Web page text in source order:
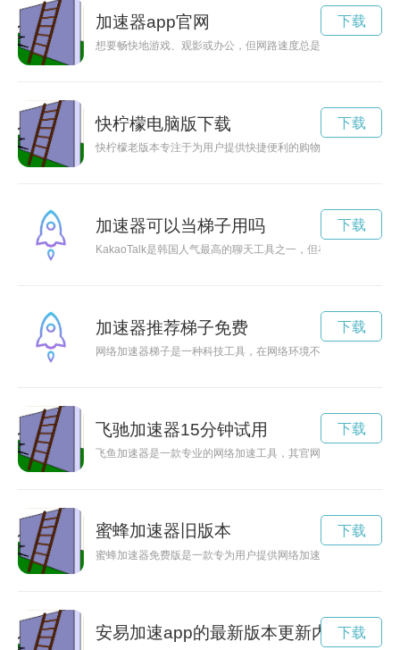
加速器app官网
想要畅快地游戏、观影或办公，但网路速度总是慢如蜗牛？不
下载
快柠檬电脑版下载
快柠檬老版本专注于为用户提供快捷便利的购物体验，让您轻
下载
加速器可以当梯子用吗
KakaoTalk是韩国人气最高的聊天工具之一，但在网络不稳定
下载
加速器推荐梯子免费
网络加速器梯子是一种科技工具，在网络环境不佳的情况下能
下载
飞驰加速器15分钟试用
飞鱼加速器是一款专业的网络加速工具，其官网提供最新版本
下载
蜜蜂加速器旧版本
蜜蜂加速器免费版是一款专为用户提供网络加速服务的工具，
下载
安易加速app的最新版本更新内容下载